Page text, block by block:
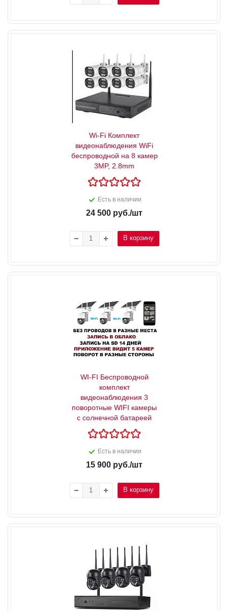
Wi-Fi Комплект
видеонаблюдения WiFi
беспроводной на 8 камер
3MP, 2.8mm
Есть в наличии
24 500 руб./шт
В корзину
WI-FI Беспроводной
комплект
видеонаблюдения 3
поворотные WIFI камеры
с солнечной батареей
Есть в наличии
15 900 руб./шт
В корзину